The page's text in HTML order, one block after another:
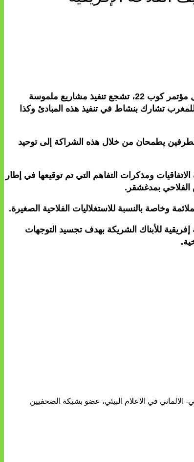
أوضح السيد السجلماسي في حديث لأسبوعية “لافي إيكو”، أن “المبادرة من أجل تكيف الفلاحة الإفريقية” التي أطلقها المغرب خلال مؤتمر كوب 22، تشجع تنفيذ مشاريع ملموسة
تشارك بنشاط في تنفيذ هذه المبادئ وكذا
الطرفين يطمحان من خلال هذه الشراكة إلى توحيد
ومذكرات التفاهم التي تم توقيعها في إطار
الفلاحي بمدغشقر.
وخاصة بالنسبة للاستغلاليات الفلاحية الصغيرة.
للأبناك الشريكة بهدف تجسيد التوجهات
الالماني في الاعلام البيئي، عضو بشبكة الصحفيين